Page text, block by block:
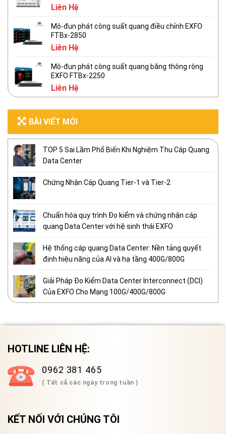
Liên Hệ
Mô-đun phát công suất quang điều chỉnh EXFO
FTBx-2850
Liên Hệ
Mô-đun phát công suất quang băng thông rộng
EXFO FTBx-2250
Liên Hệ
BÀI VIẾT MỚI
TOP 5 Sai Lầm Phổ Biến Khi Nghiệm Thu Cáp Quang
Data Center
Chứng Nhận Cáp Quang Tier-1 và Tier-2
Chuẩn hóa quy trình Đo kiểm và chứng nhận cáp
quang Data Center với hệ sinh thái EXFO
Hệ thống cáp quang Data Center: Nền tảng quyết
định hiệu năng của AI và hạ tầng 400G/800G
Giải Pháp Đo Kiểm Data Center Interconnect (DCI)
Của EXFO Cho Mạng 100G/400G/800G
HOTLINE LIÊN HỆ:
0962 381 465
( Tất cả các ngày trong tuần )
KẾT NỐI VỚI CHÚNG TÔI